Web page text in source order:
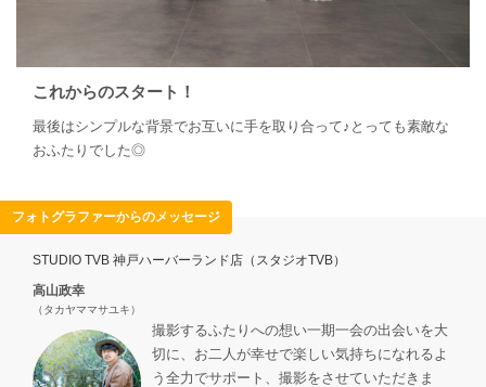
これからのスタート！
最後はシンプルな背景でお互いに手を取り合って♪とっても素敵な
おふたりでした◎
フォトグラファーからのメッセージ
STUDIO TVB 神戸ハーバーランド店（スタジオTVB）
高山政幸
（タカヤママサユキ）
撮影するふたりへの想い一期一会の出会いを大
切に、お二人が幸せで楽しい気持ちになれるよ
う全力でサポート、撮影をさせていただきま